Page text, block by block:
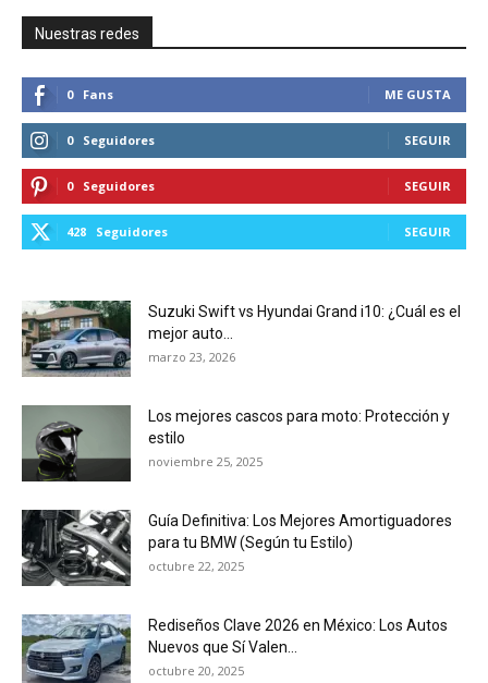
Nuestras redes
0 Fans ME GUSTA
0 Seguidores SEGUIR
0 Seguidores SEGUIR
428 Seguidores SEGUIR
Suzuki Swift vs Hyundai Grand i10: ¿Cuál es el
mejor auto...
marzo 23, 2026
Los mejores cascos para moto: Protección y
estilo
noviembre 25, 2025
Guía Definitiva: Los Mejores Amortiguadores
para tu BMW (Según tu Estilo)
octubre 22, 2025
Rediseños Clave 2026 en México: Los Autos
Nuevos que Sí Valen...
octubre 20, 2025